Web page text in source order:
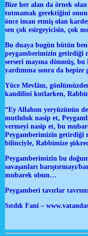
Bize her alan da örnek
tutmamak gerektiğini onun
önce iman etmiş olan
sen çok esirgeyicisin, çok
Bu duaya bugün bütün
peygamberimizin getirdiği
serseri mayına dönmüş,
yardımına sonra da
Yüce Mevlâm,
kandilini kutlarken,
“Ey Allahım yeryüzünün
mutluluk nasip et,
vermeyi nasip et, bu
Peygamberimizin getirdiği
bilinciyle, Rabbimize
Peygamberimizin bu
savaşanları barıştırmayı/
mubarek olsun…
Peygamberi tavırlar
Sıtdık Fani –